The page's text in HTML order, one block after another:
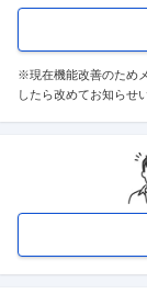
※現在機能改善のため
したら改めてお知らせ